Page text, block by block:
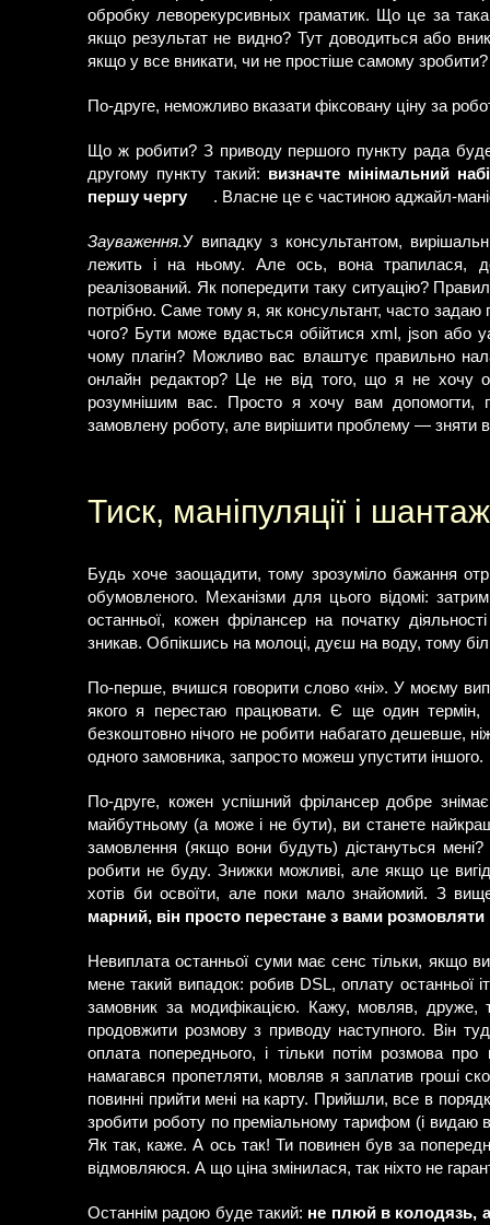
обробку леворекурсивных граматик. Що це за
якщо результат не видно? Тут доводиться або
якщо у все вникати, чи не простіше самому зробити?
По-друге, неможливо вказати фіксовану ціну за
Що ж робити? З приводу першого пункту рада
другому пункту такий: визначте мінімальний
першу чергу
. Власне це є частиною аджайл-
Зауваження.У випадку з консультантом,
лежить і на ньому. Але ось, вона трапилася,
реалізований. Як попередити таку ситуацію?
потрібно. Саме тому я, як консультант, часто
чого? Бути може вдасться обійтися xml, json або
чому плагін? Можливо вас влаштує правильно
онлайн редактор? Це не від того, що я не хочу
розумнішим вас. Просто я хочу вам допомогти,
замовлену роботу, але вирішити проблему — зняти
Тиск, маніпуляції і шантаж
Будь хоче заощадити, тому зрозуміло бажання
обумовленого. Механізми для цього відомі:
останньої, кожен фрілансер на початку
зникав. Обпікшись на молоці, дуєш на воду, тому
По-перше, вчишся говорити слово «ні». У моєму
якого я перестаю працювати. Є ще один термін,
безкоштовно нічого не робити набагато дешевше,
одного замовника, запросто можеш упустити іншого.
По-друге, кожен успішний фрілансер добре
майбутньому (а може і не бути), ви станете
замовлення (якщо вони будуть) дістануться
робити не буду. Знижки можливі, але якщо це
хотів би освоїти, але поки мало знайомий. З
марний, він просто перестане з вами розмовляти
Невиплата останньої суми має сенс тільки, якщо
мене такий випадок: робив DSL, оплату останньої
замовник за модифікацією. Кажу, мовляв,
продовжити розмову з приводу наступного. Він
оплата попереднього, і тільки потім розмова
намагався пропетляти, мовляв я заплатив гроші
повинні прийти мені на карту. Прийшли, все в
зробити роботу по преміальному тарифом (і видаю
Як так, каже. А ось так! Ти повинен був за
відмовляюся. А що ціна змінилася, так ніхто не
Останнім радою буде такий: не плюй в колодязь,